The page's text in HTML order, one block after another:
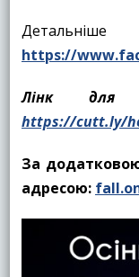
https://
Лінк для
https://cutt.ly/
За
адресою: